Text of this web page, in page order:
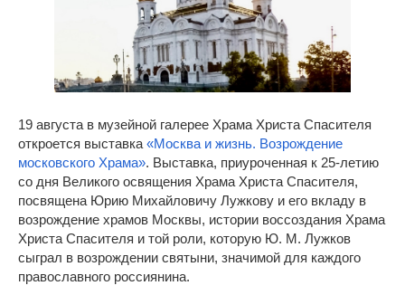
19 августа в музейной галерее Храма Христа Спасителя
откроется выставка «Москва и жизнь. Возрождение
московского Храма». Выставка, приуроченная к 25-летию
со дня Великого освящения Храма Христа Спасителя,
посвящена Юрию Михайловичу Лужкову и его вкладу в
возрождение храмов Москвы, истории воссоздания Храма
Христа Спасителя и той роли, которую Ю. М. Лужков
сыграл в возрождении святыни, значимой для каждого
православного россиянина.